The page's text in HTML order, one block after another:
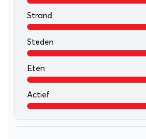
Strand
Steden
Eten
Actief